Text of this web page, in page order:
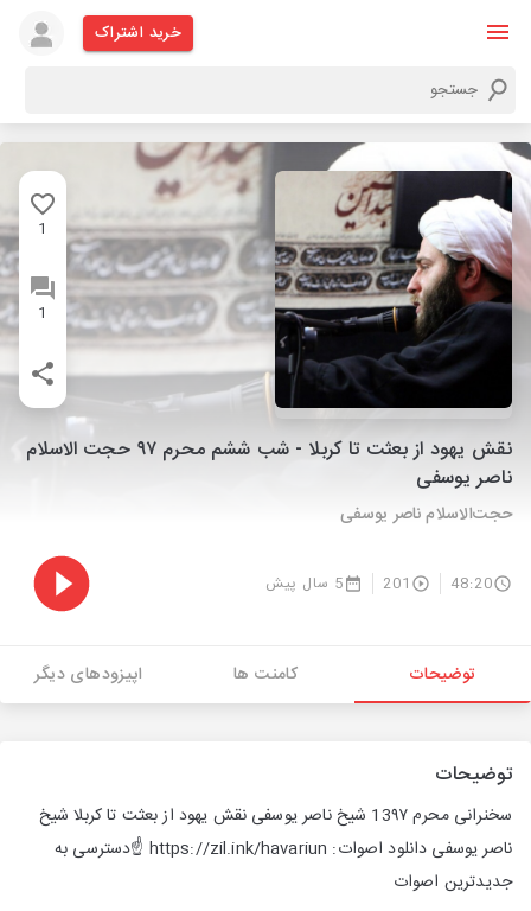
خرید اشتراک
1
1
نقش یهود از بعثت تا کربلا - شب ششم محرم ۹۷ حجت الاسلام
ناصر یوسفی
حجت‌الاسلام ناصر یوسفی
48:20
201 5 سال پیش
توضیحات کامنت ها اپیزودهای دیگر
توضیحات
سخنرانی محرم 13۹۷ شیخ ناصر یوسفی نقش یهود از بعثت تا کربلا شیخ
ناصر یوسفی دانلود اصوات: https://zil.ink/havariun ☝️دسترسی به
جدیدترین اصوات ‌